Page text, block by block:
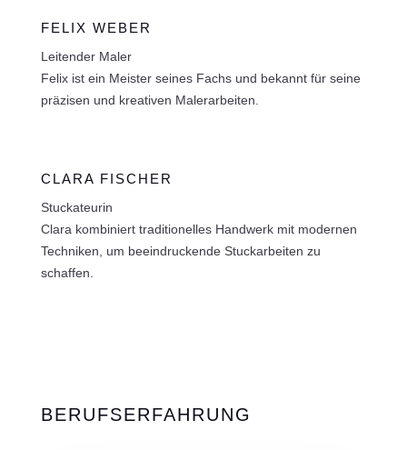
FELIX WEBER
Leitender Maler
Felix ist ein Meister seines Fachs und bekannt für seine
präzisen und kreativen Malerarbeiten.
CLARA FISCHER
Stuckateurin
Clara kombiniert traditionelles Handwerk mit modernen
Techniken, um beeindruckende Stuckarbeiten zu
schaffen.
BERUFSERFAHRUNG